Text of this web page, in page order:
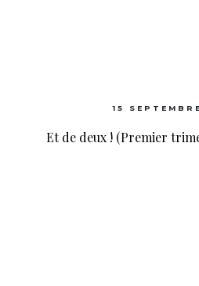
15
Et de deux ! (Premier